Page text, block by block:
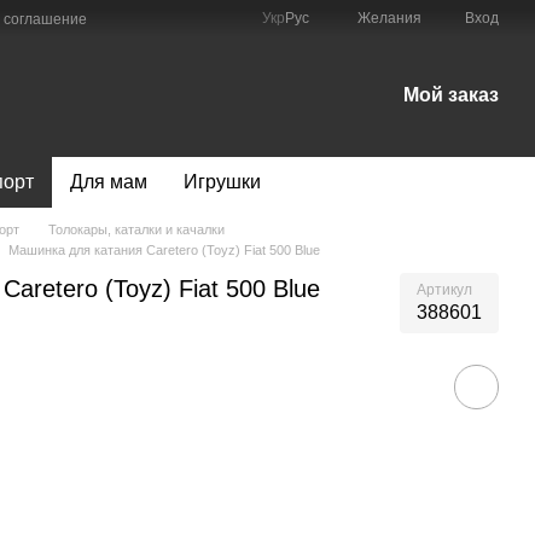
соглашение
Укр Рус Желания Вход
Мой заказ
Для мам Игрушки
Толокары, каталки и качалки
Машинка для катания Caretero (Toyz) Fiat 500 Blue
(Toyz) Fiat 500 Blue Артикул
388601